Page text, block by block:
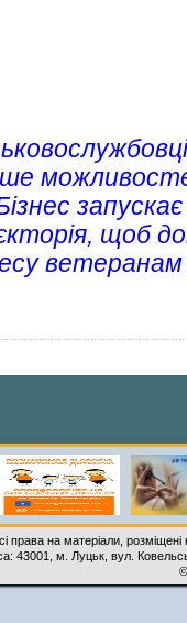
щоб
ветеранам
права на матеріали,
43001, м. Луцьк, вул.